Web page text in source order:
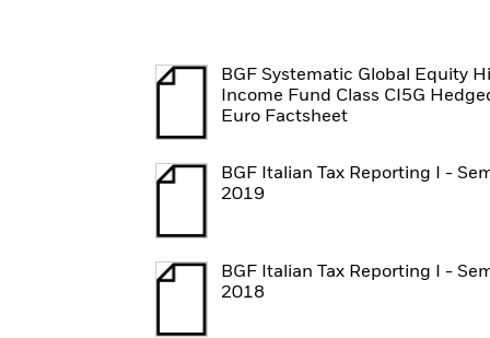
BGF Systematic Global Equity
Income Fund Class CI5G
Euro Factsheet
BGF Italian Tax Reporting I -
2019
BGF Italian Tax Reporting I -
2018